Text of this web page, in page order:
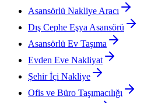
Asansörlü Nakliye Aracı
Dış Cephe Eşya Asansörü
Asansörlü Ev Taşıma
Evden Eve Nakliyat
Şehir İçi Nakliye
Ofis ve Büro Taşımacılığı